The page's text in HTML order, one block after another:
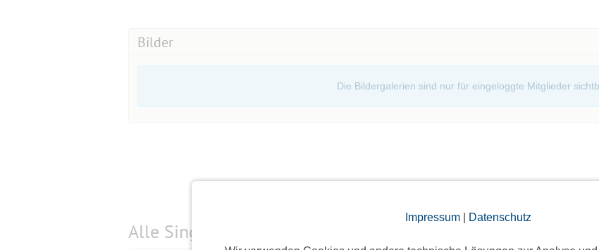
Impressum| Datenschutz
Bilder
Die Bildergalerien sind nur für eingeloggte Mitglieder
Alle Single-Events am